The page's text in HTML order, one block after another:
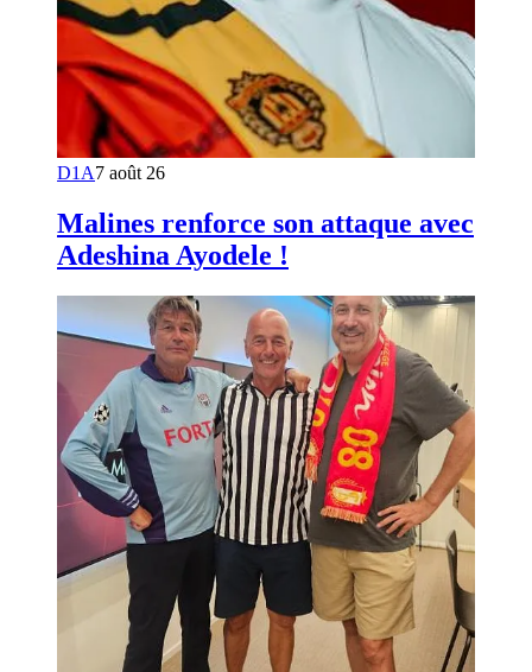
D1A7 août 26
Malines renforce son attaque avec
Adeshina Ayodele !